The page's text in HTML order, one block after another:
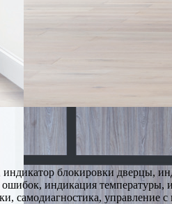
блокировки дверцы,
индикация температуры,
самодиагностика, управление c